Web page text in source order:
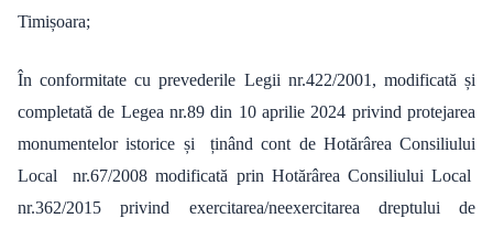
Timișoara;
În conformitate cu prevederile Legii nr.422/2001, modificată și
completată de Legea nr.89 din 10 aprilie 2024 privind protejarea
monumentelor istorice și ținând cont de Hotărârea Consiliului
Local nr.67/2008 modificată prin Hotărârea Consiliului Local
nr.362/2015 privind exercitarea/neexercitarea dreptului de